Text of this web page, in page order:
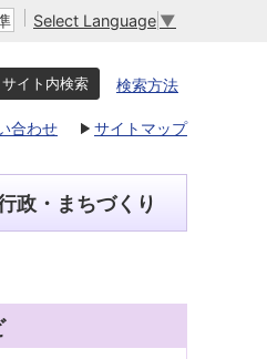
Select Language ▼
検索方法
合わせ サイトマップ
政・まちづくり